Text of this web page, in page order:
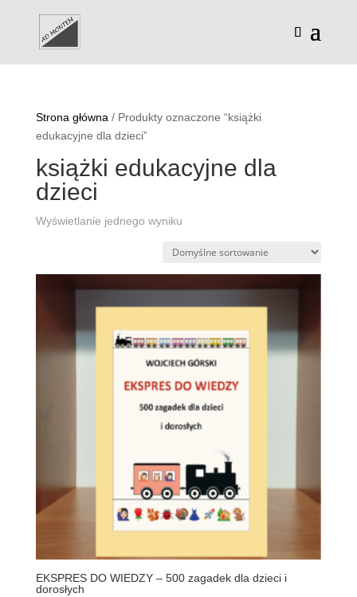
Strona główna / Produkty oznaczone “książki
edukacyjne dla dzieci”
książki edukacyjne dla
dzieci
Wyświetlanie jednego wyniku
EKSPRES DO WIEDZY – 500 zagadek dla dzieci i
dorosłych